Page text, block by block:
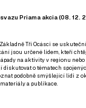
Priama akcia (08. 12.
Tři Ocásci se
jsou určené lidem, kteří
na aktivity v regionu nebo
diskutovat o tématech
podobně smýšlející lidi z
a publikace.